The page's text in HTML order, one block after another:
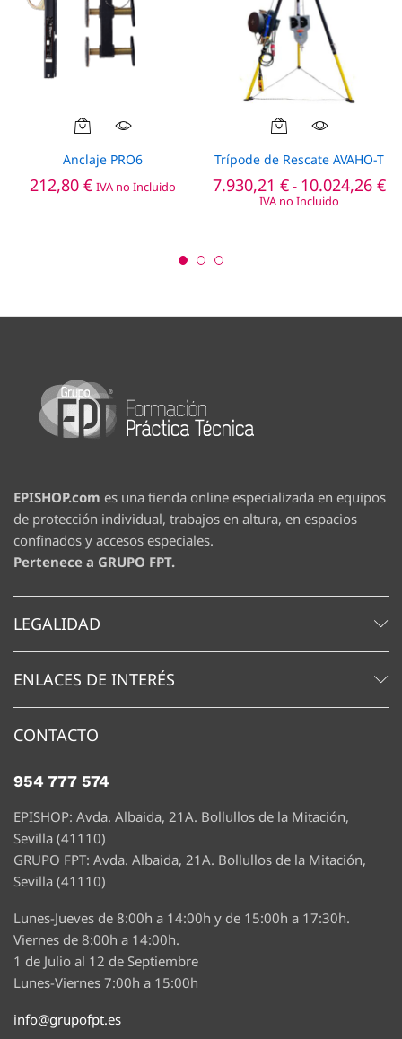
Anclaje PRO6
212,80 € IVA no Incluido
Este
producto
múltiples
Trípode de Rescate AVAHO-T
7.930,21 €- 10.024,26 €
de
IVA no Incluido
EPISHOP.com es una tienda online especializada en equipos
de protección individual, trabajos en altura, en espacios
confinados y accesos especiales.
Pertenece a GRUPO FPT.
LEGALIDAD
ENLACES DE INTERÉS
CONTACTO
954 777 574
EPISHOP: Avda. Albaida, 21A. Bollullos de la Mitación,
Sevilla (41110)
GRUPO FPT: Avda. Albaida, 21A. Bollullos de la Mitación,
Sevilla (41110)
Lunes-Jueves de 8:00h a 14:00h y de 15:00h a 17:30h.
Viernes de 8:00h a 14:00h.
1 de Julio al 12 de Septiembre
Lunes-Viernes 7:00h a 15:00h
info@grupofpt.es